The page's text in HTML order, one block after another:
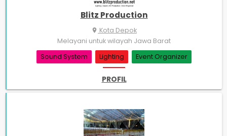
Blitz Production
place Kota Depok
Melayani untuk wilayah Jawa Barat
Sound System
Lighting Event Organizer
PROFIL